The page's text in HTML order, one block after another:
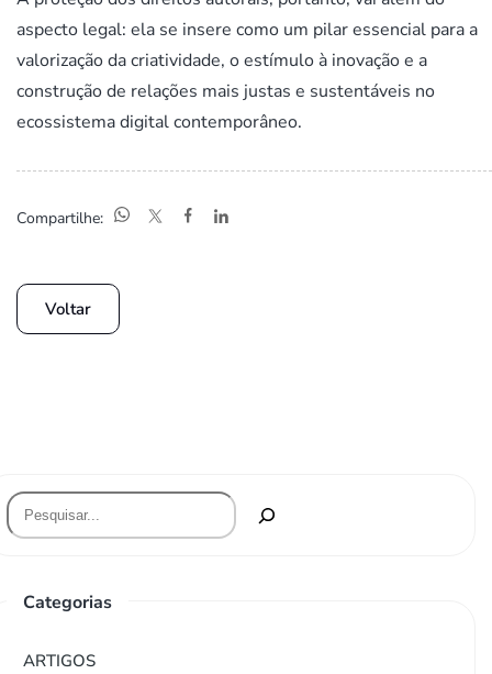
aspecto legal: ela se insere como um pilar essencial para a
valorização da criatividade, o estímulo à inovação e a
construção de relações mais justas e sustentáveis no
ecossistema digital contemporâneo.
Compartilhe:
Voltar
Categorias
ARTIGOS